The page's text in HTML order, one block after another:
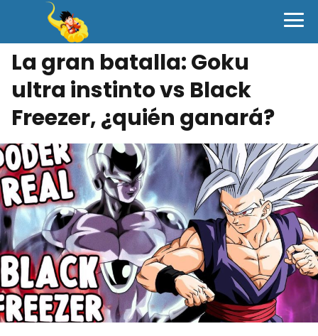
La gran batalla: Goku
ultra instinto vs Black
Freezer, ¿quién ganará?